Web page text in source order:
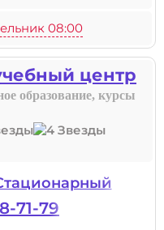
08:00
центр
образование, курсы
71-79